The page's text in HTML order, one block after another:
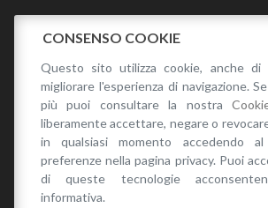
PRIVACY POLICY
CATALOGO
CATALOGO RENATO ANGI
CONSENSO COOKIE
Questo sito utilizza cookie, anche
migliorare l'esperienza di navigazione.
più puoi consultare la nostra
liberamente accettare, negare o
in qualsiasi momento accedendo
preferenze nella pagina privacy. Puoi
di queste tecnologie
informativa.